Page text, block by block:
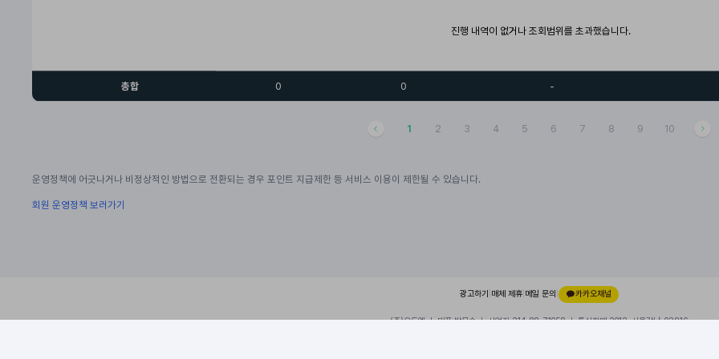
진행 내역이 없거나 조회범위를 초과했습니다.
총합 0 0 -
1 2 3 4 5 6 7 8 9 10
운영정책에 어긋나거나 비정상적인 방법으로 전환되는 경우 포인트 지급제한 등 서비스 이용이 제한될 수 있습니다.
회원 운영정책 보러가기
광고하기 매체 제휴 메일 문의 | 카카오채널
(주)오드엠 ㅣ 대표 박무순 ㅣ 사업자 214-88-71058 ㅣ 통신판매 2012-서울강남-02916